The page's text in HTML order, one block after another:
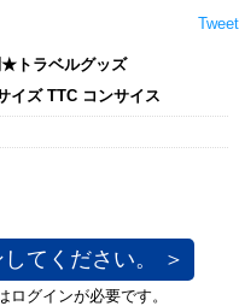
Tweet
★トラベルグッズ
イズ TTC コンサイス
てください。 ＞